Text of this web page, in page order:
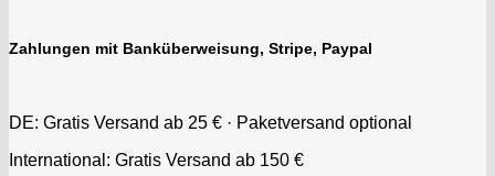
Osco
Peseux
Zahlungen mit Banküberweisung, Stripe, Paypal
DE: Gratis Versand ab 25 € · Paketversand optional
International: Gratis Versand ab 150 €